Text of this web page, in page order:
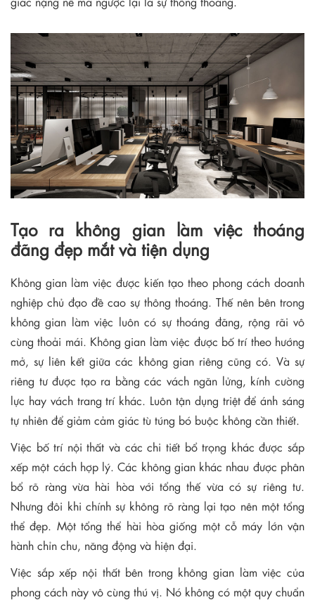
Tạo ra không gian làm việc thoáng
đãng đẹp mắt và tiện dụng
Không gian làm việc được kiến tạo theo phong cách doanh
nghiệp chủ đạo đề cao sự thông thoáng. Thế nên bên trong
không gian làm việc luôn có sự thoáng đãng, rộng rãi vô
cùng thoải mái. Không gian làm việc được bố trí theo hướng
mở, sự liên kết giữa các không gian riêng cũng có. Và sự
riêng tư được tạo ra bằng các vách ngăn lửng, kính cường
lực hay vách trang trí khác. Luôn tận dụng triệt để ánh sáng
tự nhiên để giảm cảm giác tù túng bó buộc không cần thiết.
Việc bố trí nội thất và các chi tiết bổ trọng khác được sắp
xếp một cách hợp lý. Các không gian khác nhau được phân
bổ rõ ràng vừa hài hòa với tổng thế vừa có sự riêng tư.
Nhưng đôi khi chính sự không rõ ràng lại tạo nên một tổng
thể đẹp. Một tổng thể hài hòa giống một cỗ máy lớn vận
hành chỉn chu, năng động và hiện đại.
Việc sắp xếp nội thất bên trong không gian làm việc của
phong cách này vô cùng thú vị. Nó không có một quy chuẩn